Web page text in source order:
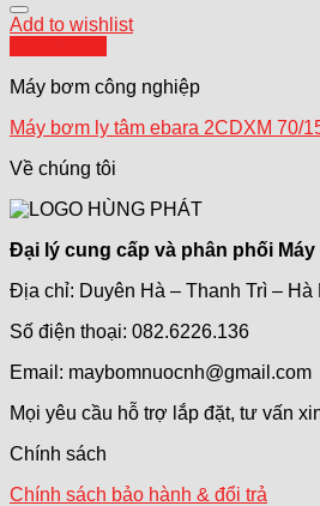
Add to wishlist
Máy bơm công nghiệp
Máy bơm ly tâm ebara 2CDXM 70/
Về chúng tôi
Đại lý cung cấp và phân phối
Địa chỉ: Duyên Hà – Thanh Trì – Hà
Số điện thoại: 082.6226.136
Email: maybomnuocnh@gmail.com
Mọi yêu cầu hỗ trợ lắp đặt, tư vấn
Chính sách
Chính sách bảo hành & đổi trả